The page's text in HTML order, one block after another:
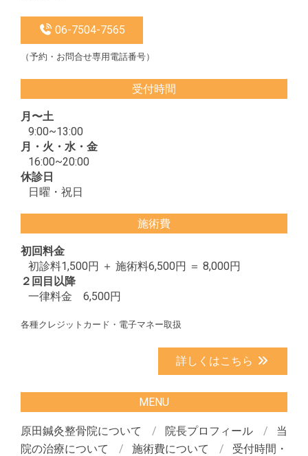
06-7504-7565
（予約・お問合せ専用電話番号）
受付時間
月〜土
9:00~13:00
月・火・水・金
16:00~20:00
休診日
日曜・祝日
施術費
初回料金
初診料1,500円 ＋ 施術料6,500円 ＝ 8,000円
２回目以降
一律料金 6,500円
各種クレジットカード・電子マネー取扱
詳しくはこちら
MENU
原田鍼灸整骨院について 院長プロフィール
当
院の治療について
施術費について
受付時間・